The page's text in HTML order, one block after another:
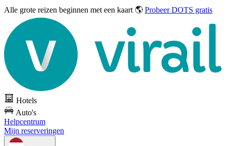
Alle grote reizen beginnen met een kaart 🌎 Probeer DOTS gratis
Hotels
Auto's
Helpcentrum
Mijn reserveringen